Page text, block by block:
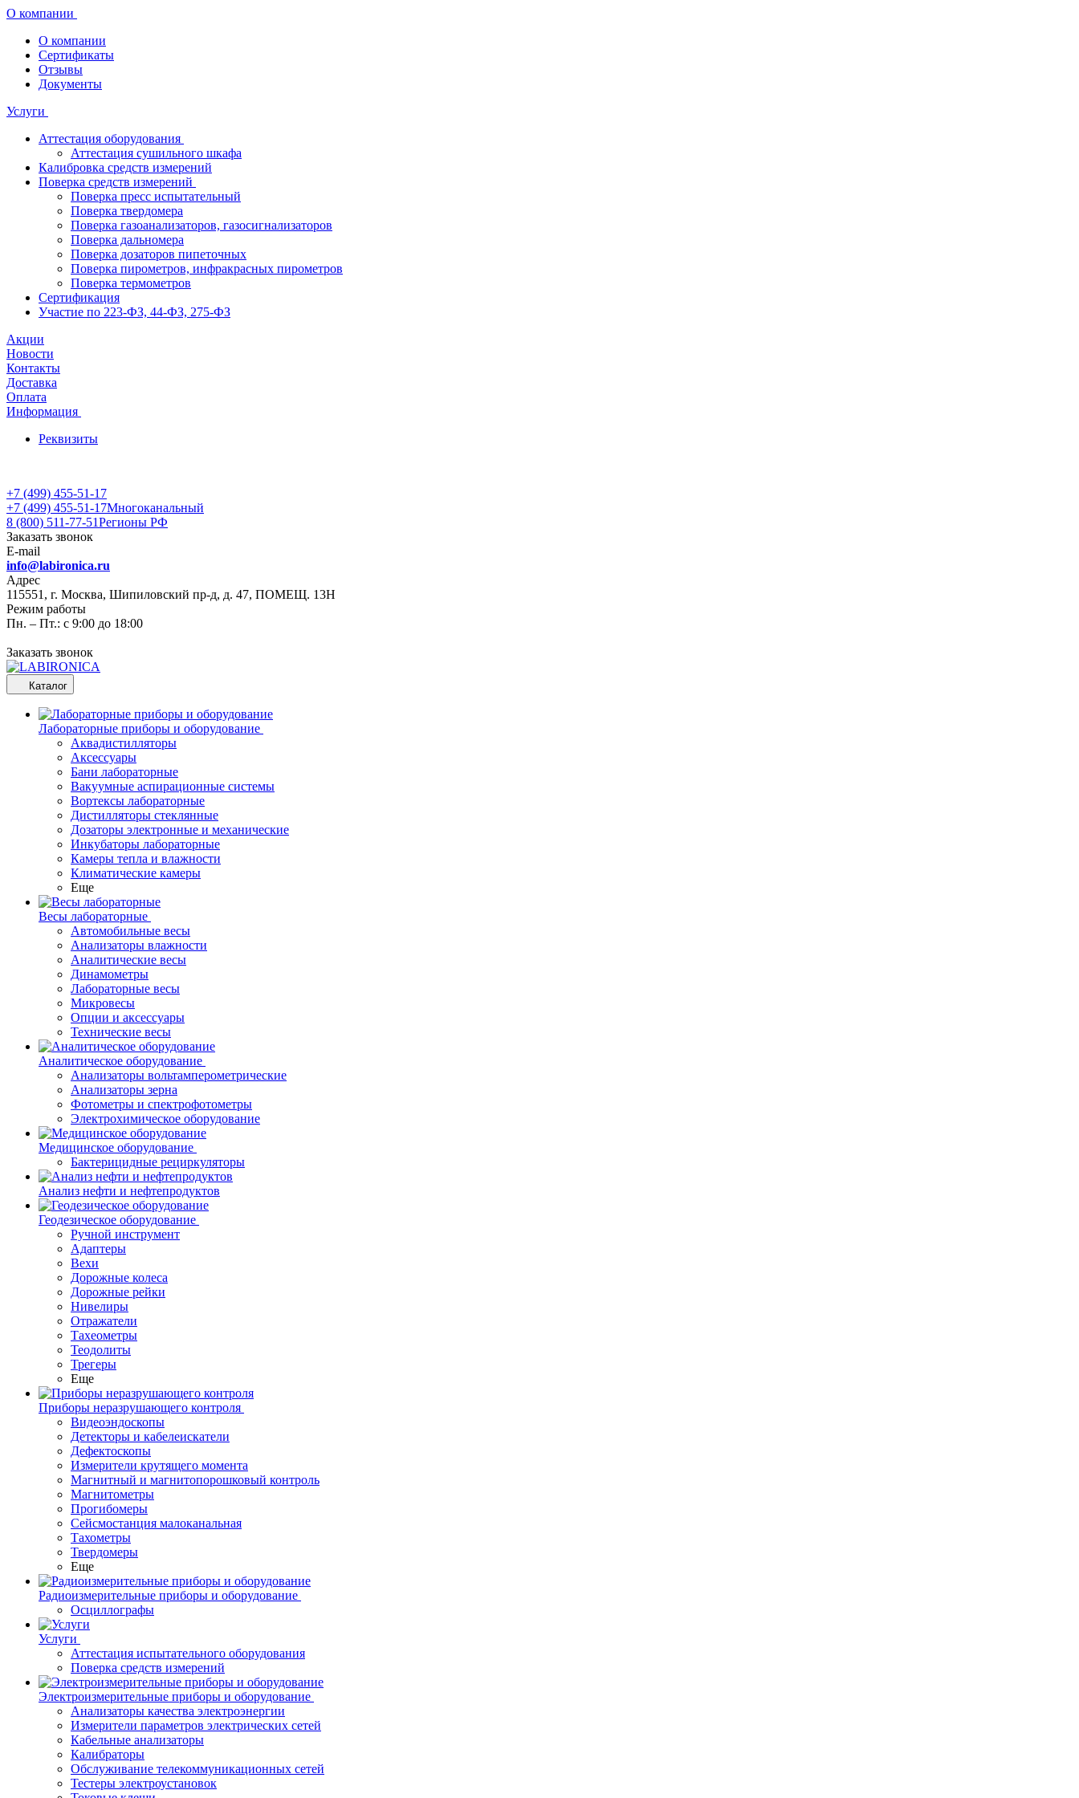
О компании
О компании
Сертификаты
Отзывы
Документы
Услуги
Аттестация оборудования
Аттестация сушильного шкафа
Калибровка средств измерений
Поверка средств измерений
Поверка пресс испытательный
Поверка твердомера
Поверка газоанализаторов, газосигнализаторов
Поверка дальномера
Поверка дозаторов пипеточных
Поверка пирометров, инфракрасных пирометров
Поверка термометров
Сертификация
Участие по 223-ФЗ, 44-ФЗ, 275-ФЗ
Акции
Новости
Контакты
Доставка
Оплата
Информация
Реквизиты
+7 (499) 455-51-17
+7 (499) 455-51-17Многоканальный
8 (800) 511-77-51Регионы РФ
Заказать звонок
E-mail
info@labironica.ru
Адрес
115551, г. Москва, Шипиловский пр-д, д. 47, ПОМЕЩ. 13Н
Режим работы
Пн. – Пт.: с 9:00 до 18:00
Заказать звонок
Каталог
Лабораторные приборы и оборудование
Аквадистилляторы
Аксессуары
Бани лабораторные
Вакуумные аспирационные системы
Вортексы лабораторные
Дистилляторы стеклянные
Дозаторы электронные и механические
Инкубаторы лабораторные
Камеры тепла и влажности
Климатические камеры
Еще
Весы лабораторные
Автомобильные весы
Анализаторы влажности
Аналитические весы
Динамометры
Лабораторные весы
Микровесы
Опции и аксессуары
Технические весы
Аналитическое оборудование
Анализаторы вольтамперометрические
Анализаторы зерна
Фотометры и спектрофотометры
Электрохимическое оборудование
Медицинское оборудование
Бактерицидные рециркуляторы
Анализ нефти и нефтепродуктов
Геодезическое оборудование
Ручной инструмент
Адаптеры
Вехи
Дорожные колеса
Дорожные рейки
Нивелиры
Отражатели
Тахеометры
Теодолиты
Трегеры
Еще
Приборы неразрушающего контроля
Видеоэндоскопы
Детекторы и кабелеискатели
Дефектоскопы
Измерители крутящего момента
Магнитный и магнитопорошковый контроль
Магнитометры
Прогибомеры
Сейсмостанция малоканальная
Тахометры
Твердомеры
Еще
Радиоизмерительные приборы и оборудование
Осциллографы
Услуги
Аттестация испытательного оборудования
Поверка средств измерений
Электроизмерительные приборы и оборудование
Анализаторы качества электроэнергии
Измерители параметров электрических сетей
Кабельные анализаторы
Калибраторы
Обслуживание телекоммуникационных сетей
Тестеры электроустановок